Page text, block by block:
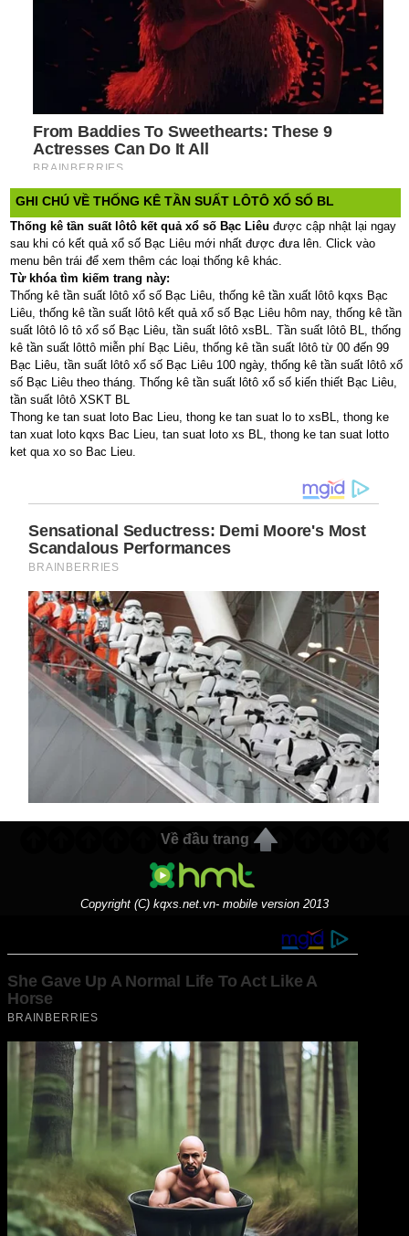
GHI CHÚ VỀ THỐNG KÊ TẦN SUẤT LÔTÔ XỔ SỐ BL
Thống kê tần suất lôtô kết quả xổ số Bạc Liêu được cập nhật lại ngay
sau khi có kết quả xổ số Bạc Liêu mới nhất được đưa lên. Click vào
menu bên trái để xem thêm các loại thống kê khác.
Từ khóa tìm kiếm trang này:
Thống kê tần suất lôtô xổ số Bạc Liêu, thống kê tần xuất lôtô kqxs Bạc
Liêu, thống kê tần suất lôtô kết quả xổ số Bạc Liêu hôm nay, thống kê tần
suất lôtô lô tô xổ số Bạc Liêu, tần suất lôtô xsBL. Tần suất lôtô BL, thống
kê tần suất lôttô miễn phí Bạc Liêu, thống kê tần suất lôtô từ 00 đến 99
Bạc Liêu, tần suất lôtô xổ số Bạc Liêu 100 ngày, thống kê tần suất lôtô xổ
số Bạc Liêu theo tháng. Thống kê tần suất lôtô xổ số kiến thiết Bạc Liêu,
tần suất lôtô XSKT BL
Thong ke tan suat loto Bac Lieu, thong ke tan suat lo to xsBL, thong ke
tan xuat loto kqxs Bac Lieu, tan suat loto xs BL, thong ke tan suat lotto
ket qua xo so Bac Lieu.
Về đầu trang
Copyright (C) kqxs.net.vn- mobile version 2013